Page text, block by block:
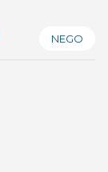
NEGO